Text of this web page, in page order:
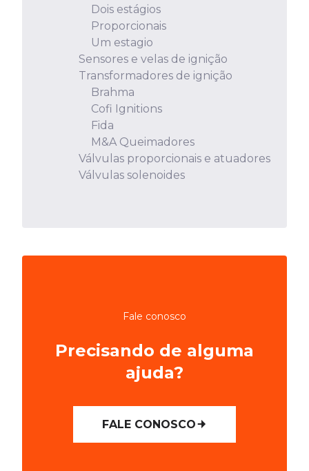
Dois estágios
Proporcionais
Um estagio
Sensores e velas de ignição
Transformadores de ignição
Brahma
Cofi Ignitions
Fida
M&A Queimadores
Válvulas proporcionais e atuadores
Válvulas solenoides
Fale conosco
Precisando de alguma
ajuda?
FALE CONOSCO